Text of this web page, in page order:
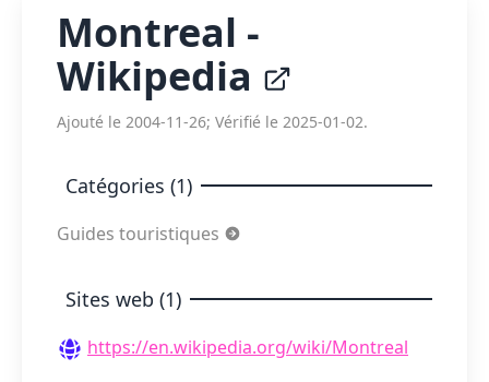
Montreal -
Wikipedia
Ajouté le 2004-11-26; Vérifié le 2025-01-02.
Catégories (1)
Guides touristiques
Sites web (1)
https://en.wikipedia.org/wiki/Montreal